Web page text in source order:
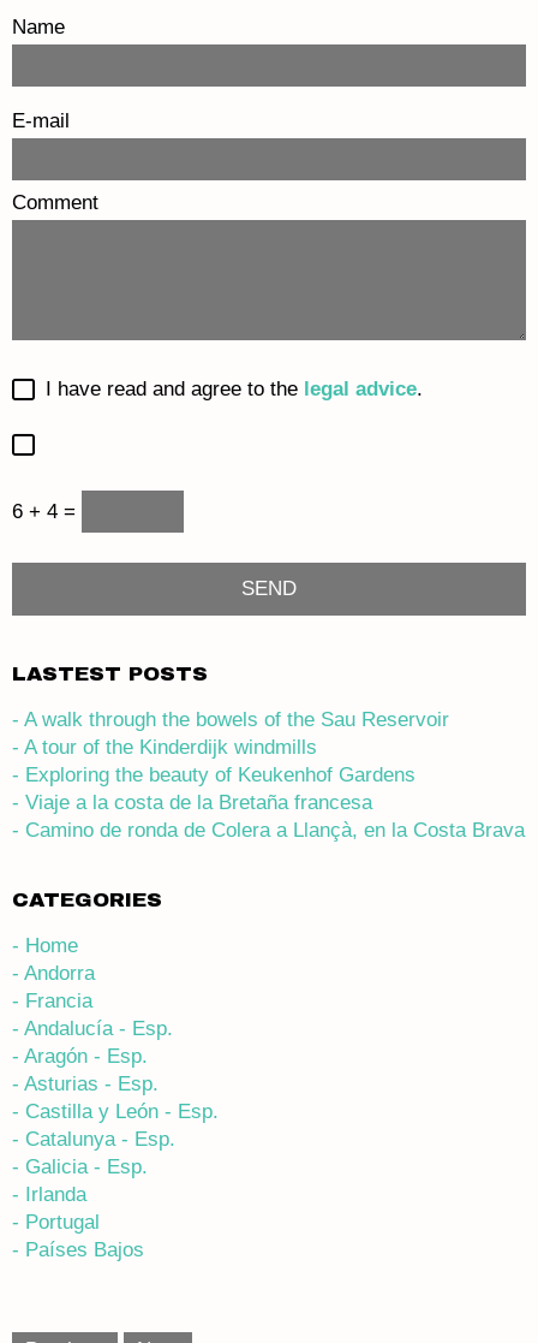
Name
E-mail
Comment
I have read and agree to the legal advice.
6 + 4 =
LASTEST POSTS
- A walk through the bowels of the Sau Reservoir
- A tour of the Kinderdijk windmills
- Exploring the beauty of Keukenhof Gardens
- Viaje a la costa de la Bretaña francesa
- Camino de ronda de Colera a Llançà, en la Costa Brava
CATEGORIES
- Home
- Andorra
- Francia
- Andalucía - Esp.
- Aragón - Esp.
- Asturias - Esp.
- Castilla y León - Esp.
- Catalunya - Esp.
- Galicia - Esp.
- Irlanda
- Portugal
- Países Bajos